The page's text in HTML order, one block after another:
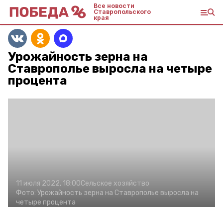
Все новости
Ставропольского
края
Урожайность зерна на
Ставрополье выросла на четыре
процента
11 июля 2022, 18:00Сельское хозяйство
Фото: Урожайность зерна на Ставрополье выросла на
четыре процента